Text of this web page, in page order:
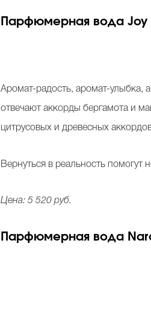
Парфюмерная вода Joy
Аромат-радость, аромат-улыбка,
отвечают аккорды бергамота и
цитрусовых и древесных
Вернуться в реальность помогут
Цена: 5 520 руб.
Парфюмерная вода